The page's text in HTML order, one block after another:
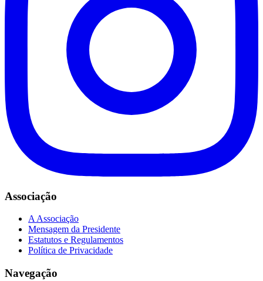
Associação
A Associação
Mensagem da Presidente
Estatutos e Regulamentos
Política de Privacidade
Navegação